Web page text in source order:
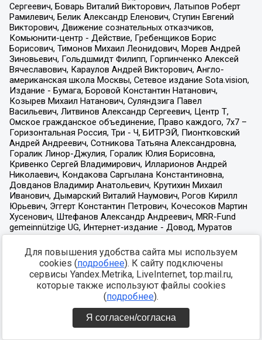
Для повышения удобства сайта мы используем
cookies (подробнее). К сайту подключены
сервисы Yandex.Metrika, LiveInternet, top.mail.ru,
которые также используют файлы cookies
(подробнее).
Я согласен/согласна